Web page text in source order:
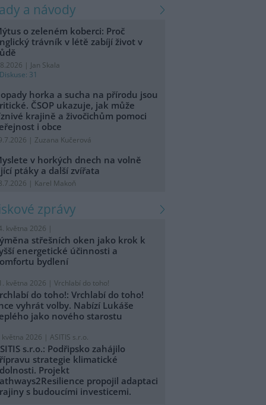
a návody
o zeleném koberci: Proč
trávník v létě zabíjí život v
| Jan Skala
Diskuse: 31
horka a sucha na přírodu jsou
ČSOP ukazuje, jak může
krajině a živočichům pomoci
i obce
| Zuzana Kučerová
v horkých dnech na volně
ptáky a další zvířata
| Karel Makoň
zprávy
května 2026 |
střešních oken jako krok k
energetické účinnosti a
bydlení
května 2026 | Vrchlabí do toho!
do toho!: Vrchlabí do toho!
vyhrát volby. Nabízí Lukáše
jako nového starostu
května 2026 | ASITIS s.r.o.
s.r.o.: Podřipsko zahájilo
strategie klimatické
Projekt
propojil adaptaci
s budoucími investicemi.